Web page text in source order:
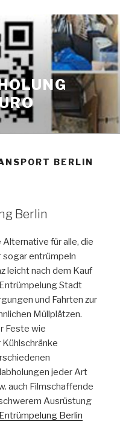
BERLIN
Berlin
für alle, die
entrümpeln
leicht nach dem Kauf
Stadt
und Fahrten zur
Müllplätzen.
Feste wie
jeder Art
auch Filmschaffende
Ausrüstung
Berlin